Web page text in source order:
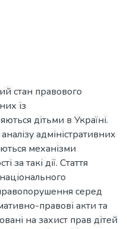
стан правового
із
дітьми в Україні.
адміністративних
механізми
за такі дії. Стаття
серед
правові акти та
на захист прав дітей